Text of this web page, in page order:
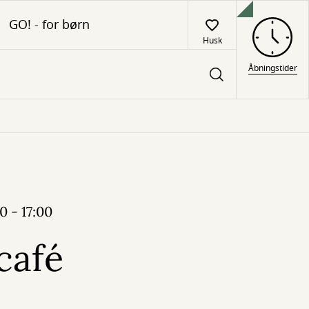
GO! - for børn
Husk
Åbningstider
- 17:00